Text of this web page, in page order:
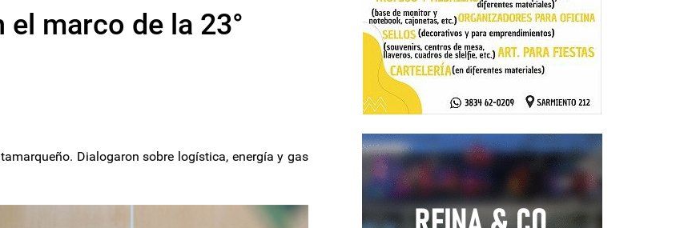
marco de la 23°
Dialogaron sobre logística, energía y gas